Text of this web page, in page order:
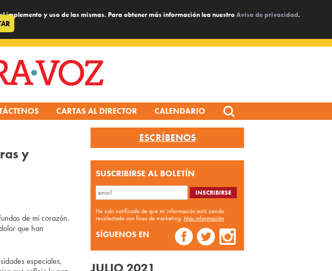
y uso de las mismas. Para obtener más información lea nuestroAviso de privacidad.
CARTAS AL DIRECTOR CALENDARIO
Search
for:
y
de mi corazón.
que han
especiales,
ESCRÍBENOS
SUSCRIBIRSE AL BOLETÍN
He sido notificado de que mi información está siendo
recolectada con fines de marketing. Más información
SÍGUENOS EN
JULIO 2021